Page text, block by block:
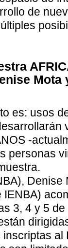
de
Mota
es: usos
-
personas
Denise
3, 4 y 5
al